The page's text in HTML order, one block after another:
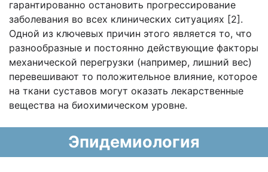
гарантированно остановить прогрессирование
заболевания во всех клинических ситуациях [2].
Одной из ключевых причин этого является то, что
разнообразные и постоянно действующие факторы
механической перегрузки (например, лишний вес)
перевешивают то положительное влияние, которое
на ткани суставов могут оказать лекарственные
вещества на биохимическом уровне.
Эпидемиология